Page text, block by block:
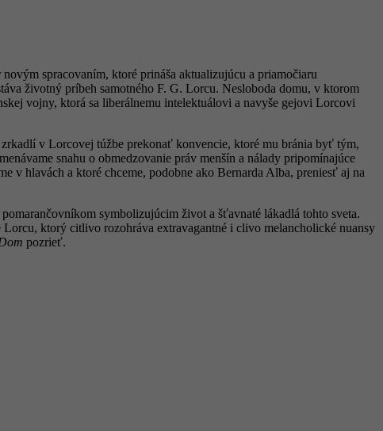
spracovaním, ktoré prináša aktualizujúcu a priamočiaru
životný príbeh samotného F. G. Lorcu. Nesloboda domu, v ktorom
vojny, ktorá sa liberálnemu intelektuálovi a navyše gejovi Lorcovi
v Lorcovej túžbe prekonať konvencie, ktoré mu bránia byť tým,
snahu o obmedzovanie práv menšín a nálady pripomínajúce
v hlavách a ktoré chceme, podobne ako Bernarda Alba, preniesť aj na
symbolizujúcim život a šťavnaté lákadlá tohto sveta.
ktorý citlivo rozohráva extravagantné i clivo melancholické nuansy
pozrieť.